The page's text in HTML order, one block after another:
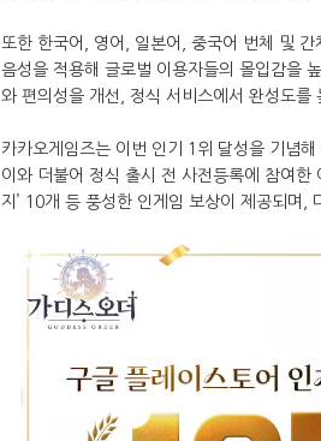
또한 한국어, 영어, 일본어, 중국어 번체 및
음성을 적용해 글로벌 이용자들의 몰입감을
와 편의성을 개선, 정식 서비스에서 완성도를
카카오게임즈는 이번 인기 1위 달성을 기념
이와 더불어 정식 출시 전 사전등록에 참여한
지’ 10개 등 풍성한 인게임 보상이 제공되며,